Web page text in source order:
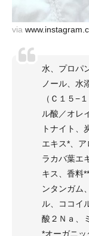
via
水、プロパ
ノール、水
（Ｃ１５−
ル酸／オレ
トナイト、
エキス*、
ラカバ葉エ
キス、香料
ンタンガム
ル、ココイ
酸２Ｎａ、
*オーガニ